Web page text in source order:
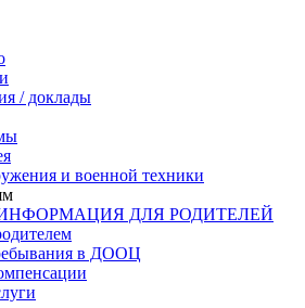
/ доклады
и военной техники
ДЛЯ РОДИТЕЛЕЙ
в ДООЦ